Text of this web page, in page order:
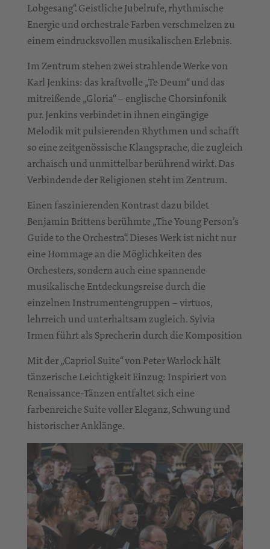
Lobgesang“. Geistliche Jubelrufe, rhythmische
Energie und orchestrale Farben verschmelzen zu
einem eindrucksvollen musikalischen Erlebnis.
Im Zentrum stehen zwei strahlende Werke von
Karl Jenkins: das kraftvolle „Te Deum“ und das
mitreißende „Gloria“ – englische Chorsinfonik
pur. Jenkins verbindet in ihnen eingängige
Melodik mit pulsierenden Rhythmen und schafft
so eine zeitgenössische Klangsprache, die zugleich
archaisch und unmittelbar berührend wirkt. Das
Verbindende der Religionen steht im Zentrum.
Einen faszinierenden Kontrast dazu bildet
Benjamin Brittens berühmte „The Young Person’s
Guide to the Orchestra“. Dieses Werk ist nicht nur
eine Hommage an die Möglichkeiten des
Orchesters, sondern auch eine spannende
musikalische Entdeckungsreise durch die
einzelnen Instrumentengruppen – virtuos,
lehrreich und unterhaltsam zugleich. Sylvia
Irmen führt als Sprecherin durch die Komposition
Mit der „Capriol Suite“ von Peter Warlock hält
tänzerische Leichtigkeit Einzug: Inspiriert von
Renaissance-Tänzen entfaltet sich eine
farbenreiche Suite voller Eleganz, Schwung und
historischer Anklänge.